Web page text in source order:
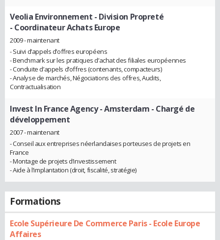
Veolia Environnement - Division Propreté
- Coordinateur Achats Europe
2009 - maintenant
- Suivi d’appels d’offres européens
- Benchmark sur les pratiques d’achat des filiales européennes
- Conduite d’appels d’offres (contenants, compacteurs)
- Analyse de marchés, Négociations des offres, Audits,
Contractualisation
Invest In France Agency - Amsterdam - Chargé de
développement
2007 - maintenant
- Conseil aux entreprises néerlandaises porteuses de projets en
France
- Montage de projets d’investissement
- Aide à l’implantation (droit, fiscalité, stratégie)
Formations
Ecole Supérieure De Commerce Paris - Ecole Europe
Affaires